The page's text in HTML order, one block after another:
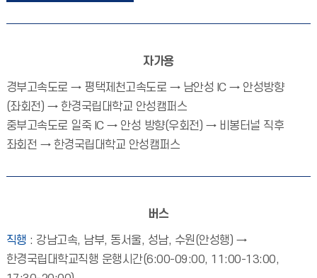
자가용
경부고속도로 → 평택제천고속도로 → 남안성 IC → 안성방향
(좌회전) → 한경국립대학교 안성캠퍼스
중부고속도로 일죽 IC → 안성 방향(우회전) → 비봉터널 직후
좌회전 → 한경국립대학교 안성캠퍼스
버스
직행 : 강남고속, 남부, 동서울, 성남, 수원(안성행) →
한경국립대학교직행 운행시간(6:00-09:00, 11:00-13:00,